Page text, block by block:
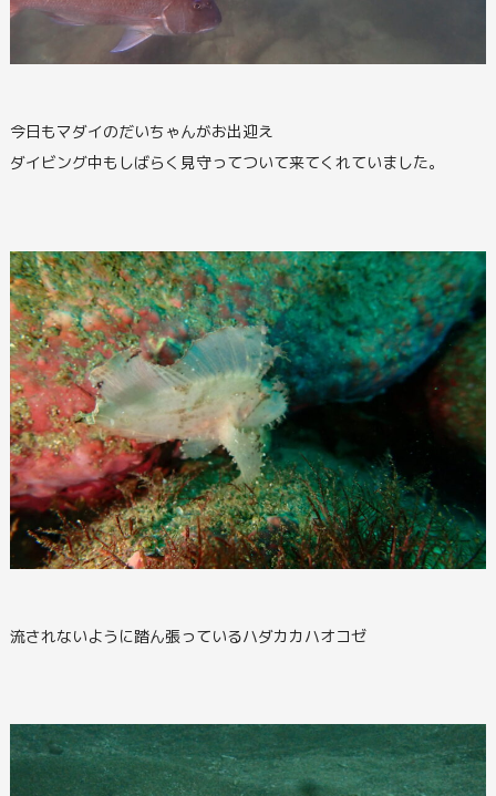
今日もマダイのだいちゃんがお出迎え
ダイビング中もしばらく見守ってついて来てくれていました。
流されないように踏ん張っているハダカカハオコゼ